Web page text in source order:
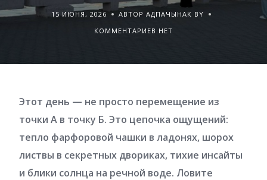
15 ИЮНЯ, 2026
АВТОР АДПАЧЫНАК BY
КОММЕНТАРИЕВ НЕТ
Этот день — не просто перемещение из
точки А в точку Б. Это цепочка ощущений:
тепло фарфоровой чашки в ладонях, шорох
листвы в секретных двориках, тихие инсайты
и блики солнца на речной воде. Ловите